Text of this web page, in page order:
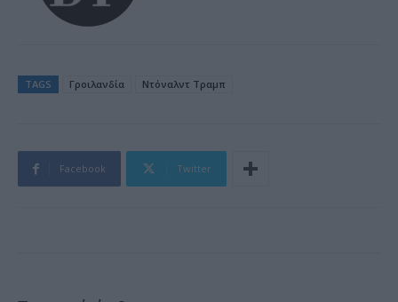
TAGS Γροιλανδία Ντόναλντ Τραμπ
Facebook Twitter